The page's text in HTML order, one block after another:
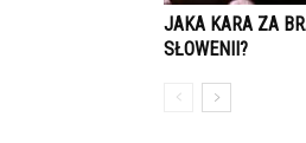
JAKA KARA ZA
SŁOWENII?